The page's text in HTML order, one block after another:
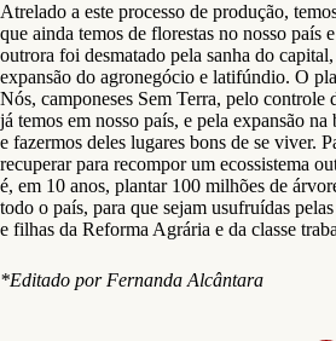
Atrelado a este processo de produção,
que ainda temos de florestas no nosso país
outrora foi desmatado pela sanha do
expansão do agronegócio e latifúndio. O
Nós, camponeses Sem Terra, pelo controle
já temos em nosso país, e pela expansão
e fazermos deles lugares bons de se viver.
recuperar para recompor um ecossistema
é, em 10 anos, plantar 100 milhões de
todo o país, para que sejam usufruídas
e filhas da Reforma Agrária e da classe
*Editado por Fernanda Alcântara